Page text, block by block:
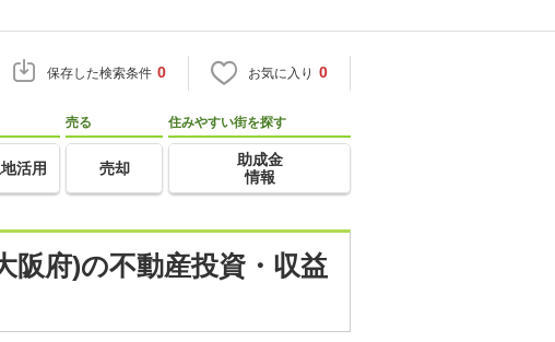
保存した検索条件 0 お気に入り 0
活用
売る
売却
住みやすい街を探す
助成金
情報
阪府)の不動産投資・収益